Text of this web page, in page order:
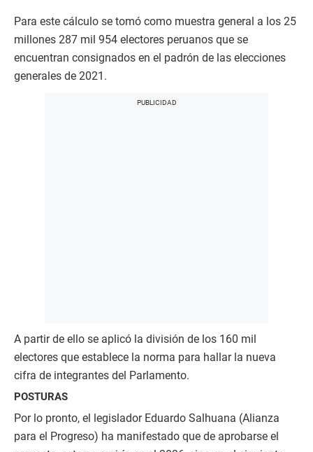
Para este cálculo se tomó como muestra general a los 25
millones 287 mil 954 electores peruanos que se
encuentran consignados en el padrón de las elecciones
generales de 2021.
A partir de ello se aplicó la división de los 160 mil
electores que establece la norma para hallar la nueva
cifra de integrantes del Parlamento.
POSTURAS
Por lo pronto, el legislador Eduardo Salhuana (Alianza
para el Progreso) ha manifestado que de aprobarse el